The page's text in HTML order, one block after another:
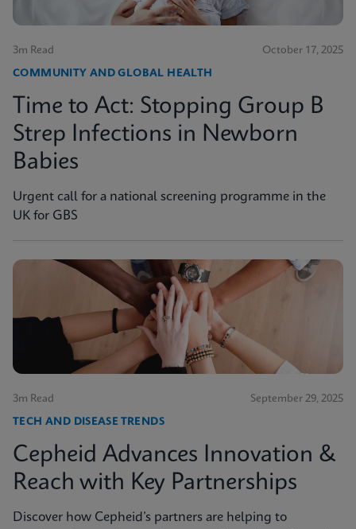
3m Read October 17, 2025
COMMUNITY AND GLOBAL HEALTH
Time to Act: Stopping Group B
Strep Infections in Newborn
Babies
Urgent call for a national screening programme in the
UK for GBS
3m Read September 29, 2025
TECH AND DISEASE TRENDS
Cepheid Advances Innovation &
Reach with Key Partnerships
Discover how Cepheid’s partners are helping to